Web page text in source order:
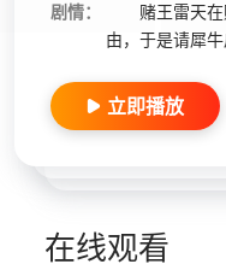
剧情：
赌王雷天在赌
由，于是请犀
立即播放
在线观看